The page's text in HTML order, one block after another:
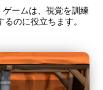
ゲームは、視覚を訓練
のに役立ちます。